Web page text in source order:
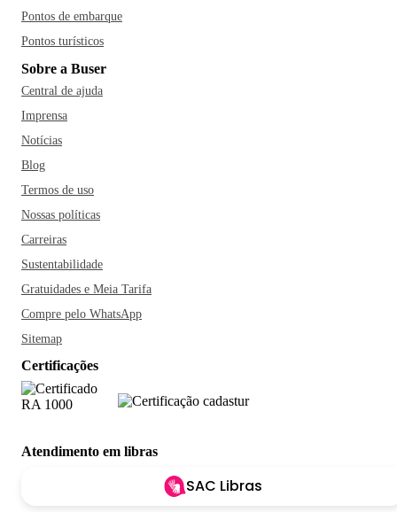
Pontos de embarque
Pontos turísticos
Sobre a Buser
Central de ajuda
Imprensa
Notícias
Blog
Termos de uso
Nossas políticas
Carreiras
Sustentabilidade
Gratuidades e Meia Tarifa
Compre pelo WhatsApp
Sitemap
Certificações
Atendimento em libras
SAC Libras